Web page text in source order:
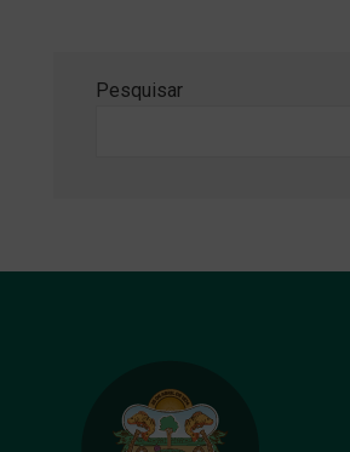
Pesquisar